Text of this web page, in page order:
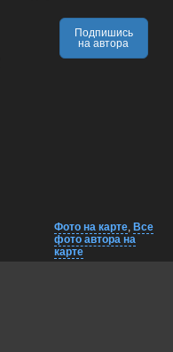
Подпишись
на автора
Фото на карте, Все
фото автора на
карте